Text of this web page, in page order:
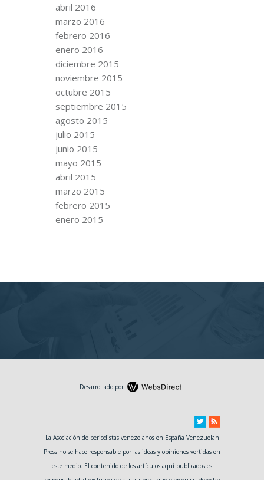
abril 2016
marzo 2016
febrero 2016
enero 2016
diciembre 2015
noviembre 2015
octubre 2015
septiembre 2015
agosto 2015
julio 2015
junio 2015
mayo 2015
abril 2015
marzo 2015
febrero 2015
enero 2015
Desarrollado por
La Asociación de periodistas venezolanos en España Venezuelan
Press no se hace responsable por las ideas y opiniones vertidas en
este medio. El contenido de los artículos aquí publicados es